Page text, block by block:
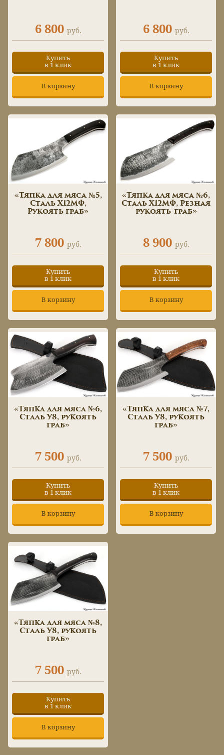
6 800 руб.
Купить
в 1 клик
В корзину
6 800 руб.
Купить
в 1 клик
В корзину
«Тяпка для мяса №5,
Сталь Х12МФ,
Рукоять граб»
7 800 руб.
Купить
в 1 клик
В корзину
«Тяпка для мяса №6,
Сталь Х12МФ, Резная
рукоять-граб»
8 900 руб.
Купить
в 1 клик
В корзину
«Тяпка для мяса №6,
Сталь У8, рукоять
граб»
7 500 руб.
Купить
в 1 клик
В корзину
«Тяпка для мяса №7,
Сталь У8, рукоять
граб»
7 500 руб.
Купить
в 1 клик
В корзину
«Тяпка для мяса №8,
Сталь У8, рукоять
граб»
7 500 руб.
Купить
в 1 клик
В корзину